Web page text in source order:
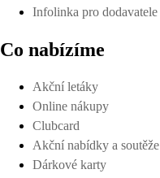
Infolinka pro dodavatele
Co nabízíme
Akční letáky
Online nákupy
Clubcard
Akční nabídky a soutěže
Dárkové karty